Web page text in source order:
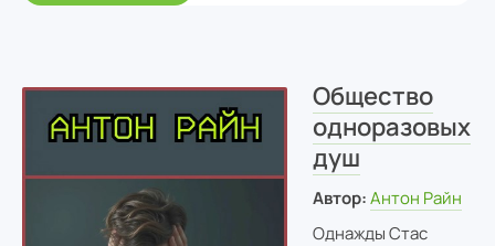
Общество
одноразовых
душ
Автор: Антон Райн
Однажды Стас